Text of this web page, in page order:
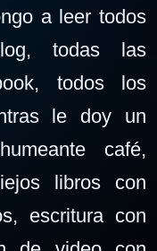
a leer todos
todas las
todos los
le doy un
café,
libros con
escritura con